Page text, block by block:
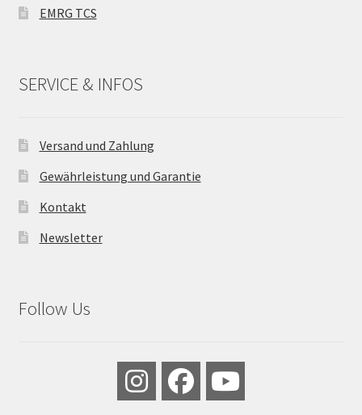
EMRG TCS
SERVICE & INFOS
Versand und Zahlung
Gewährleistung und Garantie
Kontakt
Newsletter
Follow Us